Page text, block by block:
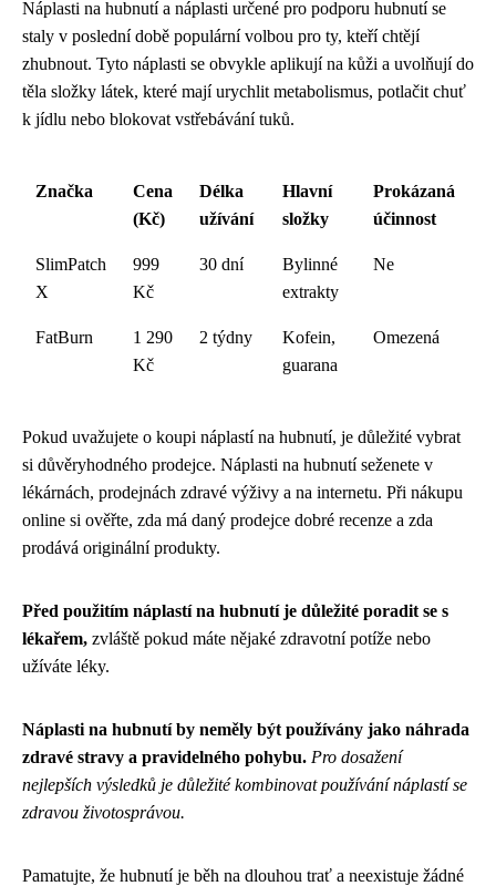
Náplasti na hubnutí a náplasti určené pro podporu hubnutí se
staly v poslední době populární volbou pro ty, kteří chtějí
zhubnout. Tyto náplasti se obvykle aplikují na kůži a uvolňují do
těla složky látek, které mají urychlit metabolismus, potlačit chuť
k jídlu nebo blokovat vstřebávání tuků.
Značka
Cena
(Kč)
Délka
užívání
Hlavní
složky
Prokázaná
účinnost
SlimPatch
X
999
Kč
30 dní
Bylinné
extrakty
Ne
FatBurn
1 290
Kč
2 týdny
Kofein,
guarana
Omezená
Pokud uvažujete o koupi náplastí na hubnutí, je důležité vybrat
si důvěryhodného prodejce. Náplasti na hubnutí seženete v
lékárnách, prodejnách zdravé výživy a na internetu. Při nákupu
online si ověřte, zda má daný prodejce dobré recenze a zda
prodává originální produkty.
Před použitím náplastí na hubnutí je důležité poradit se s
lékařem, zvláště pokud máte nějaké zdravotní potíže nebo
užíváte léky.
Náplasti na hubnutí by neměly být používány jako náhrada
zdravé stravy a pravidelného pohybu. Pro dosažení
nejlepších výsledků je důležité kombinovat používání náplastí se
zdravou životosprávou.
Pamatujte, že hubnutí je běh na dlouhou trať a neexistuje žádné